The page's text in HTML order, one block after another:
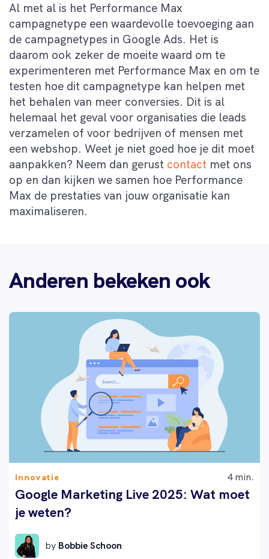
Al met al is het Performance Max
campagnetype een waardevolle toevoeging aan
de campagnetypes in Google Ads. Het is
daarom ook zeker de moeite waard om te
experimenteren met Performance Max en om te
testen hoe dit campagnetype kan helpen met
het behalen van meer conversies. Dit is al
helemaal het geval voor organisaties die leads
verzamelen of voor bedrijven of mensen met
een webshop. Weet je niet goed hoe je dit moet
aanpakken? Neem dan gerust contact met ons
op en dan kijken we samen hoe Performance
Max de prestaties van jouw organisatie kan
maximaliseren.
Anderen bekeken ook
Innovatie 4 min.
Google Marketing Live 2025: Wat moet
je weten?
by Bobbie Schoon